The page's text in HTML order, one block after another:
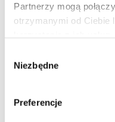
Partnerzy mogą
otrzymanymi od Ciebie
zgody
Niezbędne
Preferencje
DIABEŁ
Miranda Priestly powraca!
zdefiniowały świat mody i
Blunt oraz Stanley Tucci
role, przypominając, że w